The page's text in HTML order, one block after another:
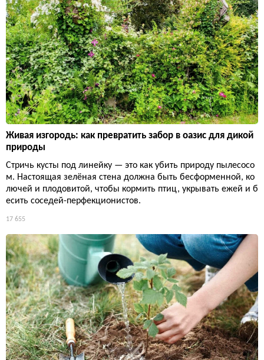
Живая изгородь: как превратить забор в оазис для дикой
природы
Стричь кусты под линейку — это как убить природу пылесосо
м. Настоящая зелёная стена должна быть бесформенной, ко
лючей и плодовитой, чтобы кормить птиц, укрывать ежей и б
есить соседей-перфекционистов.
17 655